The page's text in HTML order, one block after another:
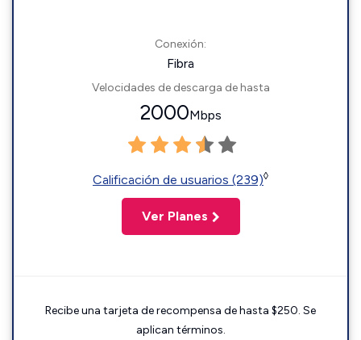
Conexión:
Fibra
Velocidades de descarga de hasta
2000Mbps
Calificación de usuarios (239)◊
Ver Planes
Recibe una tarjeta de recompensa de hasta $250. Se
aplican términos.